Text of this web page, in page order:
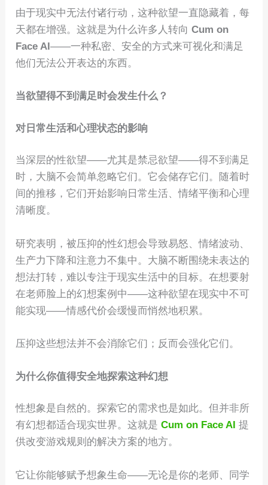
由于现实中无法付诸行动，这种欲望一直隐藏着，每
天都在增强。这就是为什么许多人转向Cum on
Face AI——一种私密、安全的方式来可视化和满足
他们无法公开表达的东西。
当欲望得不到满足时会发生什么？
对日常生活和心理状态的影响
当深层的性欲望——尤其是禁忌欲望——得不到满足
时，大脑不会简单忽略它们。它会储存它们。随着时
间的推移，它们开始影响日常生活、情绪平衡和心理
清晰度。
研究表明，被压抑的性幻想会导致易怒、情绪波动、
生产力下降和注意力不集中。大脑不断围绕未表达的
想法打转，难以专注于现实生活中的目标。在想要射
在老师脸上的幻想案例中——这种欲望在现实中不可
能实现——情感代价会缓慢而悄然地积累。
压抑这些想法并不会消除它们；反而会强化它们。
为什么你值得安全地探索这种幻想
性想象是自然的。探索它的需求也是如此。但并非所
有幻想都适合现实世界。这就是Cum on Face AI 提
供改变游戏规则的解决方案的地方。
它让你能够赋予想象生命——无论是你的老师、同学